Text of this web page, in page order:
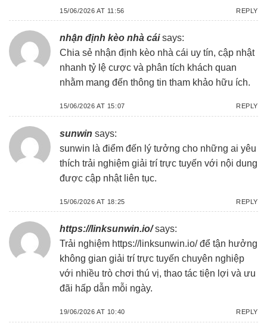
15/06/2026 AT 11:56 REPLY
nhận định kèo nhà cái says:
Chia sẻ nhận định kèo nhà cái uy tín, cập nhật
nhanh tỷ lệ cược và phân tích khách quan
nhằm mang đến thông tin tham khảo hữu ích.
15/06/2026 AT 15:07 REPLY
sunwin says:
sunwin là điểm đến lý tưởng cho những ai yêu
thích trải nghiệm giải trí trực tuyến với nội dung
được cập nhật liên tục.
15/06/2026 AT 18:25 REPLY
https://linksunwin.io/ says:
Trải nghiệm https://linksunwin.io/để tận hưởng
không gian giải trí trực tuyến chuyên nghiệp
với nhiều trò chơi thú vị, thao tác tiện lợi và ưu
đãi hấp dẫn mỗi ngày.
19/06/2026 AT 10:40 REPLY